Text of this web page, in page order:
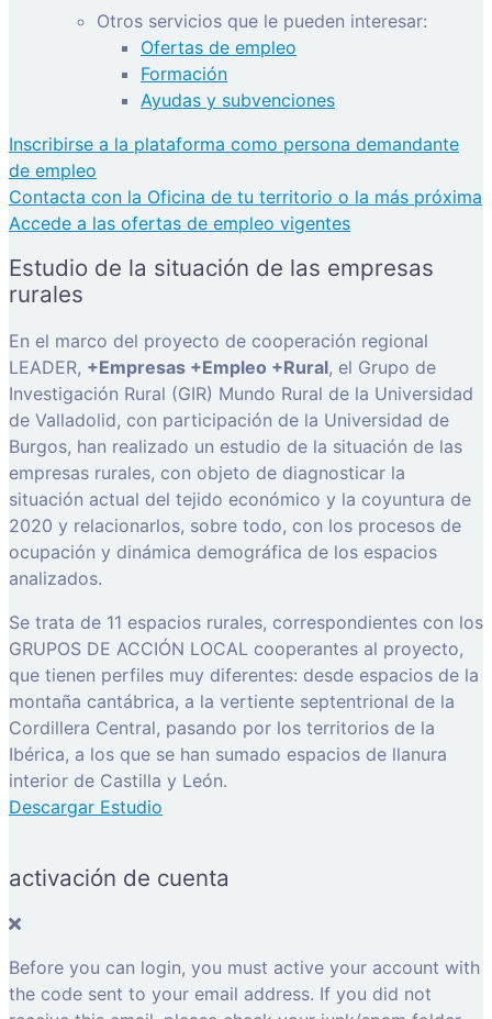
Otros servicios que le pueden interesar:
Ofertas de empleo
Formación
Ayudas y subvenciones
Inscribirse a la plataforma como persona demandante
de empleo
Contacta con la Oficina de tu territorio o la más próxima
Accede a las ofertas de empleo vigentes
Estudio de la situación de las empresas
rurales
En el marco del proyecto de cooperación regional
LEADER, +Empresas +Empleo +Rural, el Grupo de
Investigación Rural (GIR) Mundo Rural de la Universidad
de Valladolid, con participación de la Universidad de
Burgos, han realizado un estudio de la situación de las
empresas rurales, con objeto de diagnosticar la
situación actual del tejido económico y la coyuntura de
2020 y relacionarlos, sobre todo, con los procesos de
ocupación y dinámica demográfica de los espacios
analizados.
Se trata de 11 espacios rurales, correspondientes con los
GRUPOS DE ACCIÓN LOCAL cooperantes al proyecto,
que tienen perfiles muy diferentes: desde espacios de la
montaña cantábrica, a la vertiente septentrional de la
Cordillera Central, pasando por los territorios de la
Ibérica, a los que se han sumado espacios de llanura
interior de Castilla y León.
Descargar Estudio
activación de cuenta
Before you can login, you must active your account with
the code sent to your email address. If you did not